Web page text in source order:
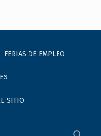
FERIAS DE EMPLEO
SITIO